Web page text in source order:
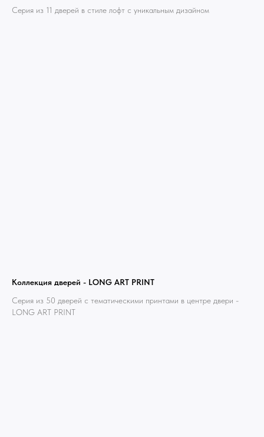
Серия из 11 дверей в стиле лофт с уникальным дизайном
Коллекция дверей - LONG ART PRINT
Серия из 50 дверей с тематическими принтами в центре двери -
LONG ART PRINT